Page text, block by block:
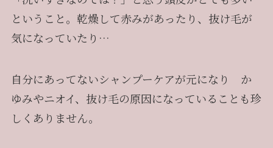
ということ。乾燥して赤みがあったり、抜け毛が
気になっていたり…
自分にあってないシャンプーケアが元になり か
ゆみやニオイ、抜け毛の原因になっていることも珍
しくありません。